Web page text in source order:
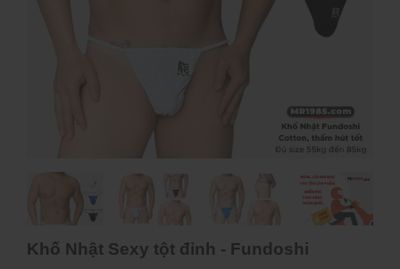
Khố Nhật Sexy tột đỉnh - Fundoshi